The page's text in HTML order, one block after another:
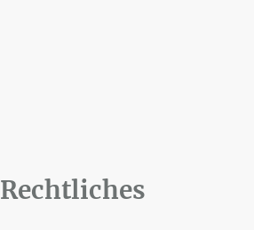
Rechtliches